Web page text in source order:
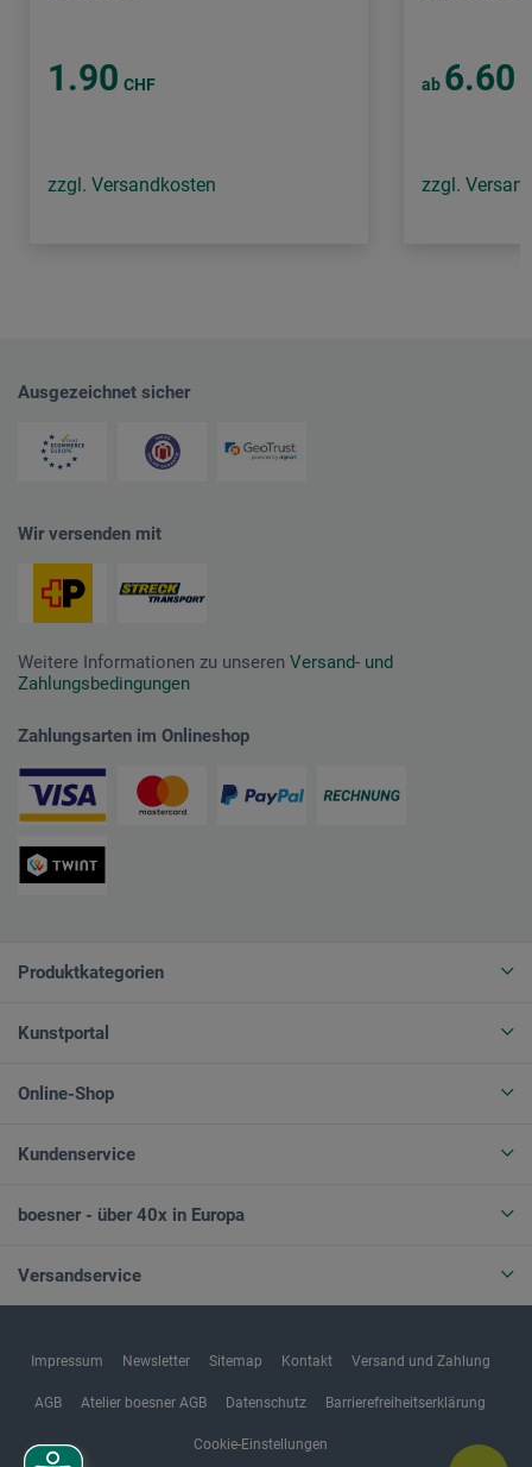
1.90 CHF
zzgl. Versandkosten
ab 6.60
zzgl.
Ausgezeichnet sicher
Wir versenden mit
Weitere Informationen zu unseren Versand- und
Zahlungsbedingungen
Zahlungsarten im Onlineshop
Produktkategorien
Kunstportal
Online-Shop
Kundenservice
boesner - über 40x in Europa
Versandservice
Impressum Newsletter Sitemap Kontakt Versand und Zahlung
AGB Atelier boesner AGB Datenschutz Barrierefreiheitserklärung
Cookie-Einstellungen